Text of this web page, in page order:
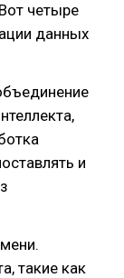
четыре
данных
и
такие как